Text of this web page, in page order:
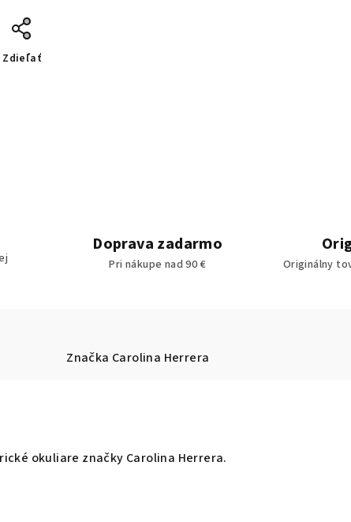
Zdieľať
Doprava zadarmo
Pri nákupe nad 90 € Originálny
Značka Carolina Herrera
okuliare značky Carolina Herrera.